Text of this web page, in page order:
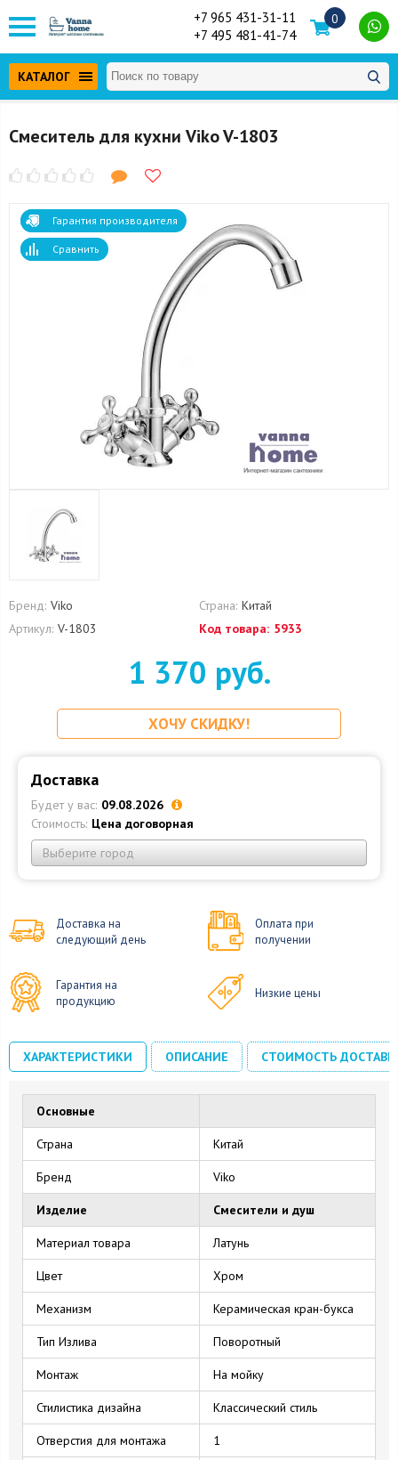
+7 965 431-31-11
+7 495 481-41-74
0
КАТАЛОГ
Смеситель для кухни Viko V-1803
Гарантия производителя
Сравнить
Бренд: Viko Страна: Китай
Артикул: V-1803 Код товара: 5933
1 370 руб.
ХОЧУ СКИДКУ!
Доставка
Будет у вас: 09.08.2026
Стоимость: Цена договорная
Выберите город
Доставка на
следующий день
Оплата при
получении
Гарантия на
продукцию
Низкие цены
ХАРАКТЕРИСТИКИ ОПИСАНИЕ СТОИМОСТЬ
Основные
Страна Китай
Бренд Viko
Изделие Смесители и душ
Материал товара Латунь
Цвет Хром
Механизм Керамическая кран-букса
Тип Излива Поворотный
Монтаж На мойку
Стилистика дизайна Классический стиль
Отверстия для монтажа 1